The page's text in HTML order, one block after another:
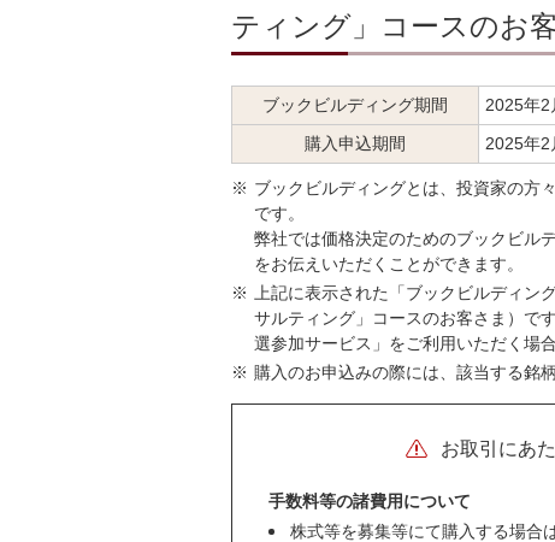
ティング」コースのお客
ブックビルディング期間
2025年2
購入申込期間
2025年2
※ ブックビルディングとは、投資家の方
です。
弊社では価格決定のためのブックビル
をお伝えいただくことができます。
※
上記に表示された「ブックビルディ
サルティング」コースのお客さま）で
選参加サービス」をご利用いただく場
※ 購入のお申込みの際には、該当する銘
お取引にあ
手数料等の諸費用について
株式等を募集等にて購入する場合